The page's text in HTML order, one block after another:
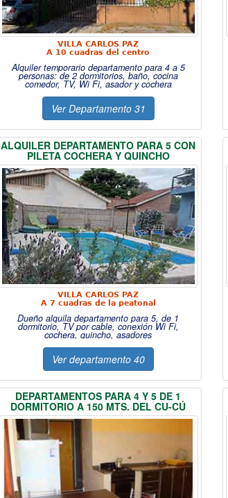
VILLA CARLOS PAZ
A 10 cuadras del centro
Alquiler temporario departamento para 4 a 5
personas: de 2 dormitorios, baño, cocina
comedor, TV, Wi Fi, asador y cochera
Ver Departamento 31
ALQUILER DEPARTAMENTO PARA 5 CON
PILETA COCHERA Y QUINCHO
VILLA CARLOS PAZ
A 7 cuadras de la peatonal
Dueño alquila departamento para 5, de 1
dormitorio, TV por cable, conexión Wi Fi,
cochera, quincho, asadores
Ver departamento 40
DEPARTAMENTOS PARA 4 Y 5 DE 1
DORMITORIO A 150 MTS. DEL CU-CÚ